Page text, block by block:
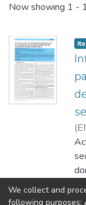
Now showing 1 -
(
We collect and
following purposes: